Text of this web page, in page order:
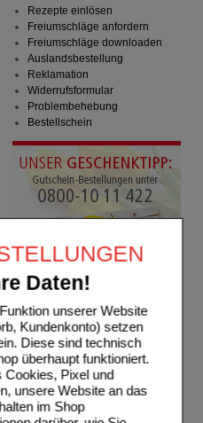
Daten!
unserer Website
Kundenkonto) setzen
Diese sind technisch
überhaupt funktioniert.
Cookies, Pixel und
unsere Website an das
im Shop
Rezepte einlösen
Freiumschläge anfordern
Freiumschläge downloaden
Auslandsbestellung
Reklamation
Widerrufsformular
Problembehebung
Bestellschein